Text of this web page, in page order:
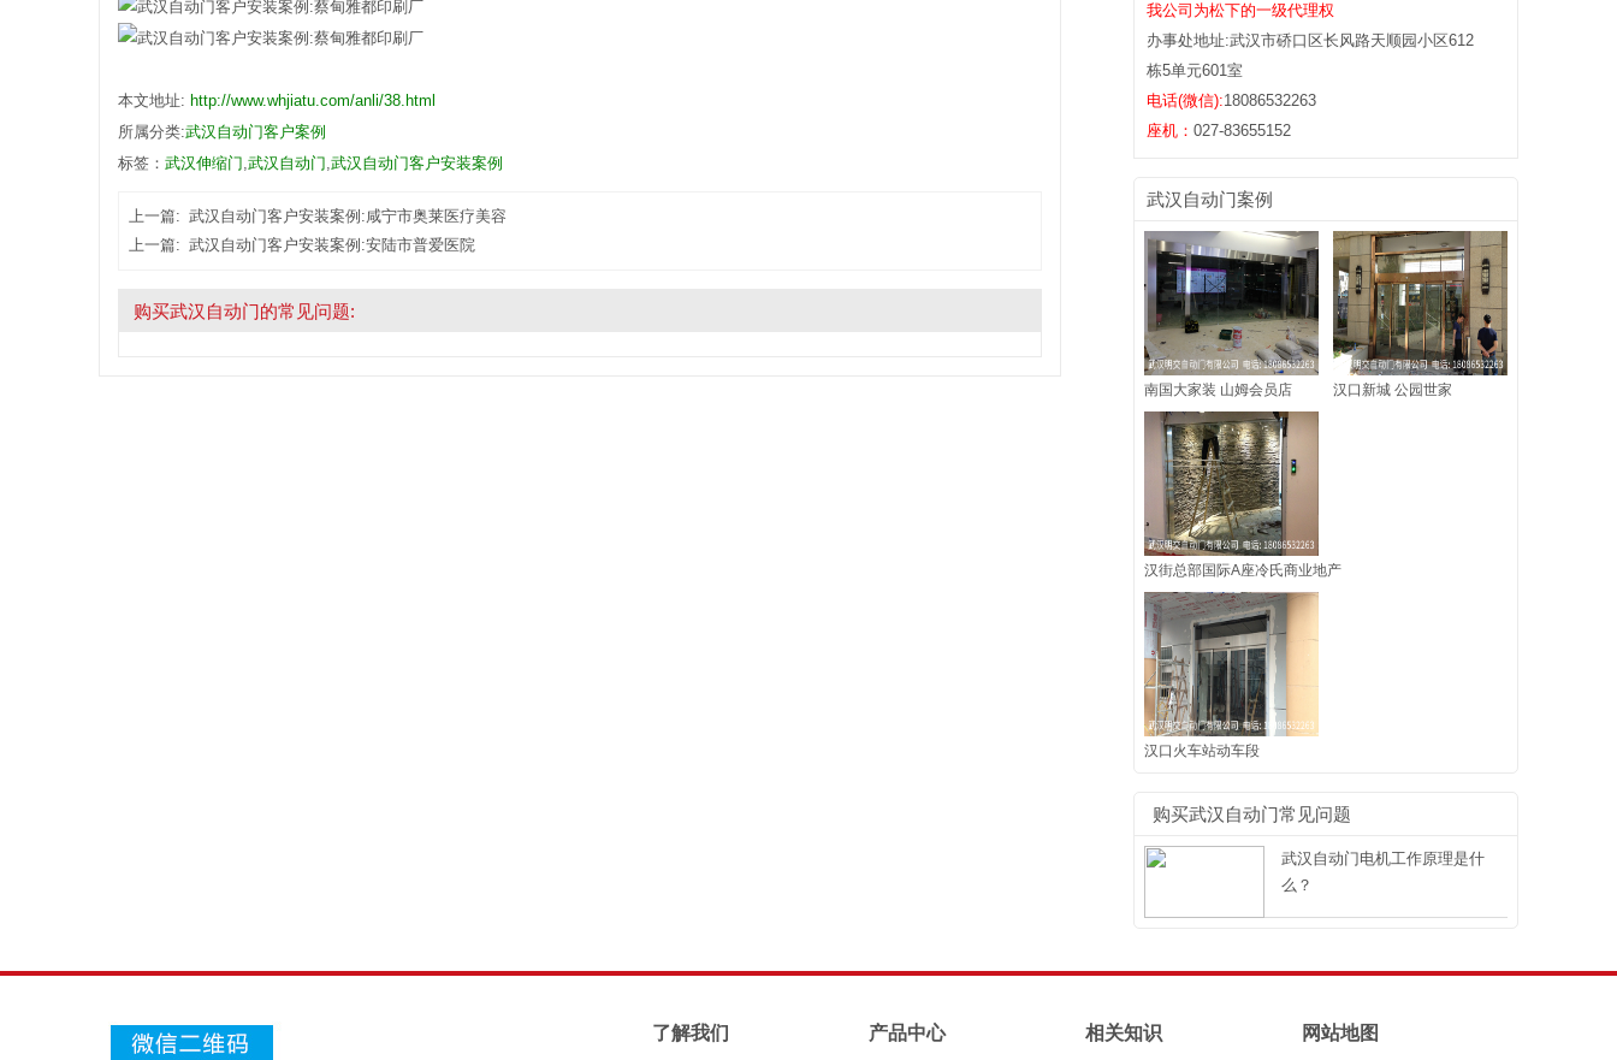
本文地址: http://www.whjiatu.com/anli/38.html
所属分类:武汉自动门客户案例
标签： 武汉伸缩门,武汉自动门,武汉自动门客户安装案例
上一篇: 武汉自动门客户安装案例:咸宁市奥莱医疗美容
上一篇: 武汉自动门客户安装案例:安陆市普爱医院
购买武汉自动门的常见问题:
我公司为松下的一级代理权
办事处地址:武汉市硚口区长风路天顺园小区612
栋5单元601室
电话(微信):18086532263
座机： 027-83655152
武汉自动门案例
南国大家装 山姆会员店 汉口新城 公园世家
汉街总部国际A座冷氏商业地产
汉口火车站动车段
购买武汉自动门常见问题
武汉自动门电机工作原理是什
么？
了解我们 产品中心 相关知识 网站地图